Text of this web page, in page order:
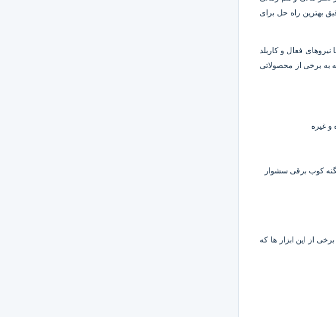
بهترین راه حل برای
نیروهای فعال و کاربلد
به برخی از محصولاتی
و غیره
کوب برقی سشوار
از این ابزار ها که